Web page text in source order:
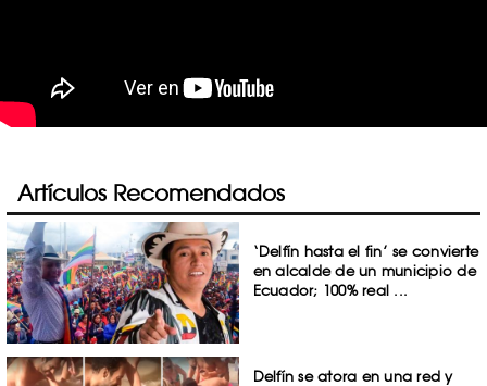
Artículos Recomendados
‘Delfín hasta el fin’ se convierte
en alcalde de un municipio de
Ecuador; 100% real ...
Delfín se atora en una red y